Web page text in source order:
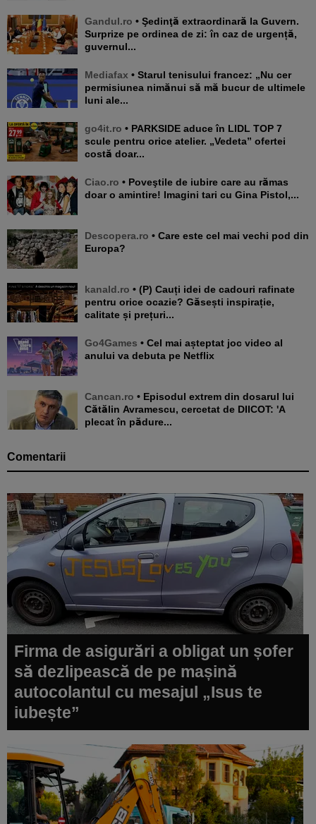
Gandul.ro • Şedinţă extraordinară la Guvern.
Surprize pe ordinea de zi: în caz de urgență,
guvernul...
Mediafax • Starul tenisului francez: „Nu cer
permisiunea nimănui să mă bucur de ultimele
luni ale...
go4it.ro • PARKSIDE aduce în LIDL TOP 7
scule pentru orice atelier. „Vedeta” ofertei
costă doar...
Ciao.ro • Poveştile de iubire care au rămas
doar o amintire! Imagini tari cu Gina Pistol,...
Descopera.ro • Care este cel mai vechi pod din
Europa?
kanald.ro • (P) Cauți idei de cadouri rafinate
pentru orice ocazie? Găsești inspirație,
calitate și prețuri...
Go4Games • Cel mai așteptat joc video al
anului va debuta pe Netflix
Cancan.ro • Episodul extrem din dosarul lui
Cătălin Avramescu, cercetat de DIICOT: 'A
plecat în pădure...
Comentarii
Firma de asigurări a obligat un șofer
să dezlipească de pe mașină
autocolantul cu mesajul „Isus te
iubește”